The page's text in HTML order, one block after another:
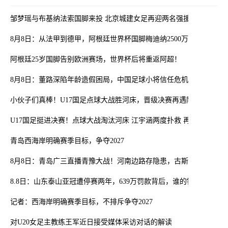
邹梦瑶与布基纳法索国脚来投 北京城建女足再迎两名强援
8月8日：从法甲到德甲，阿根廷世界杯国脚梅迪纳2500万欧转会勒沃
阿根廷25岁国脚告别欧洲赛场，世界杯后将重返阿超！
8月8日：董路深陷年龄造假困局，中国足球小将信任危机何解？
小伙子们真棒！U17国足点球大战胜河床，晋级决赛再遇阿森纳
U17国足挺进决赛！点球大战淘汰河床 江宇涵两度扑救 再与阿森纳交
青岛西海岸明确赛季目标，争夺2027
8月8日：青岛广三直播青豫大战！河南边路存隐患，古斯塔沃等喂饼
8.8日：山东泰山亚冠遭停赛两年，639万罚款背后，谁的锅？
记者：西海岸明确赛季目标，不排斥争夺2027
对U20女足主教练王军近日接受媒体采访对话的解读